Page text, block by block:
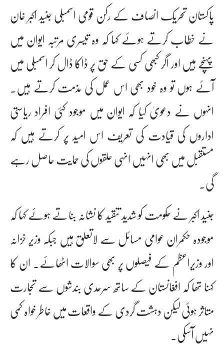
پاکستان تحریک انصاف کے رکن قومی اسمبلی جنید اکبر خان
نے خطاب کرتے ہوئے کہا کہ وہ تیسری مرتبہ ایوان میں
پہنچے ہیں اور اگر کبھی کسی کے حق پر ڈاکا ڈال کر اسمبلی میں
آئے ہوں تو وہ خود بھی اس عمل کی مذمت کرتے ہیں۔
انہوں نے دعویٰ کیا کہ ایوان میں موجود کئی افراد ریاستی
اداروں کی قیادت کی تعریف اس امید پر کرتے ہیں کہ
مستقبل میں بھی انہیں انہی حلقوں کی حمایت حاصل رہے
گی۔
جنید اکبر نے حکومت کو شدید تنقید کا نشانہ بناتے ہوئے کہا کہ
موجودہ حکمران عوامی مسائل سے لاتعلق ہیں جبکہ وزیر خزانہ
اور وزیراعظم کے فیصلوں پر بھی سوالات اٹھائے۔ ان کا
کہنا تھا کہ افغانستان کے ساتھ سرحدی بندشوں سے تجارت
متاثر ہوئی لیکن دہشت گردی کے واقعات میں خاطر خواہ کمی
نہیں آسکی۔